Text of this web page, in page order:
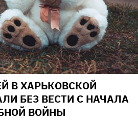
В ХАРЬКОВСКОЙ
БЕЗ ВЕСТИ С НАЧАЛА
ВОЙНЫ